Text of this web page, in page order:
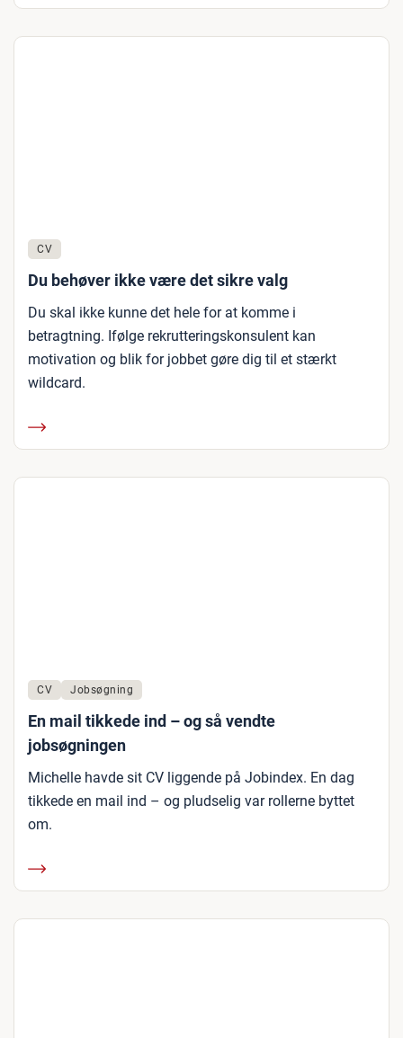
CV
Du behøver ikke være det sikre valg
Du skal ikke kunne det hele for at komme i
betragtning. Ifølge rekrutteringskonsulent kan
motivation og blik for jobbet gøre dig til et stærkt
wildcard.
CV Jobsøgning
En mail tikkede ind – og så vendte
jobsøgningen
Michelle havde sit CV liggende på Jobindex. En dag
tikkede en mail ind – og pludselig var rollerne byttet
om.